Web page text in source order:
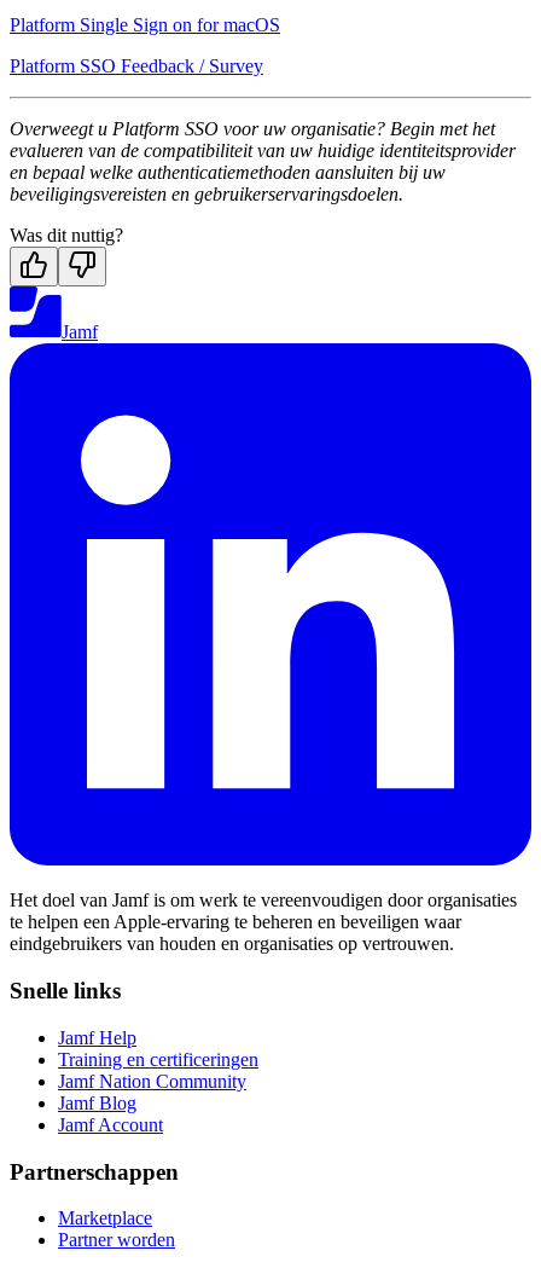
Platform Single Sign on for macOS
Platform SSO Feedback / Survey
Overweegt u Platform SSO voor uw organisatie? Begin met het
evalueren van de compatibiliteit van uw huidige identiteitsprovider
en bepaal welke authenticatiemethoden aansluiten bij uw
beveiligingsvereisten en gebruikerservaringsdoelen.
Was dit nuttig?
Jamf
Het doel van Jamf is om werk te vereenvoudigen door organisaties
te helpen een Apple-ervaring te beheren en beveiligen waar
eindgebruikers van houden en organisaties op vertrouwen.
Snelle links
Jamf Help
Training en certificeringen
Jamf Nation Community
Jamf Blog
Jamf Account
Partnerschappen
Marketplace
Partner worden